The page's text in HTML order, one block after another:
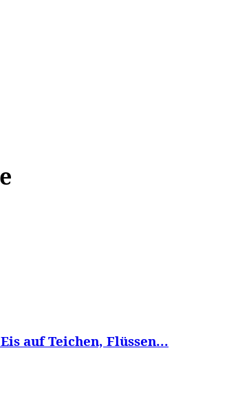
auf Teichen, Flüssen...